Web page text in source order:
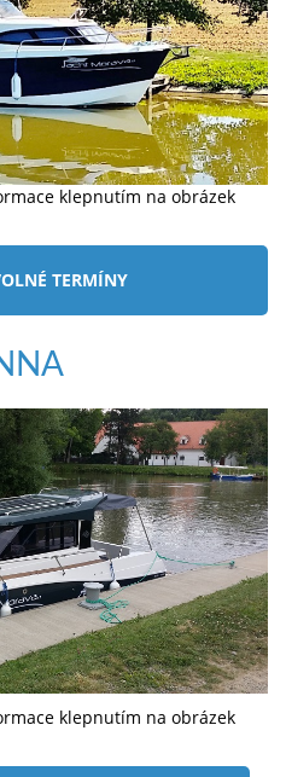
klepnutím na obrázek
TERMÍNY
klepnutím na obrázek